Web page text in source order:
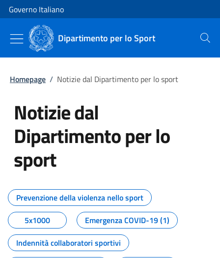
Vai al contenuto
Vai alla navigazione del sito
Governo Italiano
Dipartimento per lo Sport Cerca
Homepage / Notizie dal Dipartimento per lo sport
Notizie dal
Dipartimento per lo
sport
Tutti i contenuti della pagina
Prevenzione della violenza nello sport
5x1000
Emergenza COVID-19 (1)
Indennità collaboratori sportivi